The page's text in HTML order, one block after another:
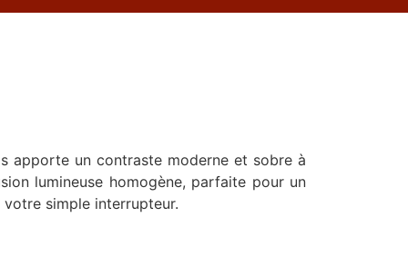
apporte un contraste moderne et sobre à
lumineuse homogène, parfaite pour un
votre simple interrupteur.